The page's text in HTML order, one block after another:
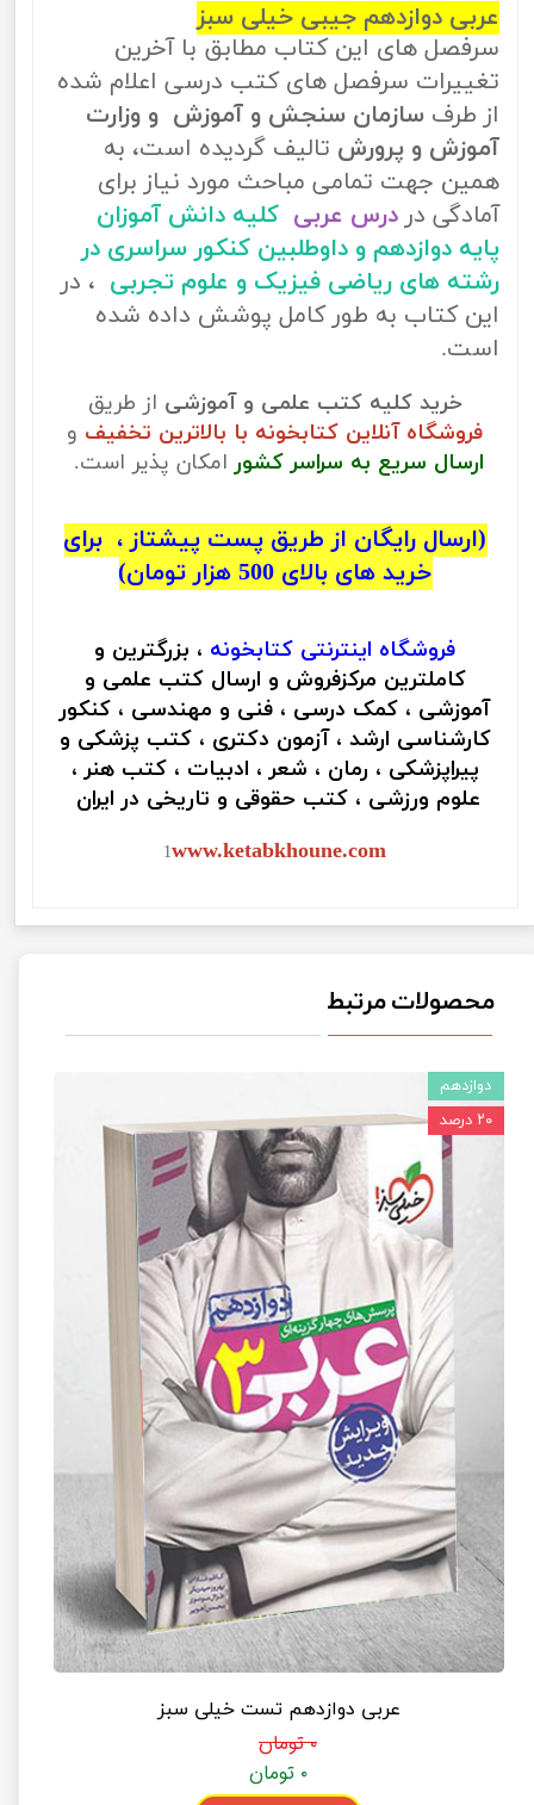
عربی دوازدهم جیبی خیلی سبز
سرفصل های این کتاب مطابق با آخرین
تغییرات سرفصل های کتب درسی اعلام شده
از طرف سازمان سنجش و آموزش و وزارت
آموزش و پرورش تالیف گردیده است، به
همین جهت تمامی مباحث مورد نیاز برای
آمادگی در درس عربی کلیه دانش آموزان
پایه دوازدهم و داوطلبین کنکور سراسری در
رشته های ریاضی فیزیک و علوم تجربی ، در
این کتاب به طور کامل پوشش داده شده
است.
خرید کلیه کتب علمی و آموزشی از طریق
فروشگاه آنلاین کتابخونه با بالاترین تخفیف و
ارسال سریع به سراسر کشور امکان پذیر است.
(ارسال رایگان از طریق پست پیشتاز ، برای
خرید های بالای 500 هزار تومان)
فروشگاه اینترنتی کتابخونه ، بزرگترین و
کاملترین مرکزفروش و ارسال کتب علمی و
آموزشی ، کمک درسی ، فنی و مهندسی ، کنکور
کارشناسی ارشد ، آزمون دکتری ، کتب پزشکی و
پیراپزشکی ، رمان ، شعر ، ادبیات ، کتب هنر ،
علوم ورزشی ، کتب حقوقی و تاریخی در ایران
1www.ketabkhoune.com
محصولات مرتبط
عربی دوازدهم تست خیلی سبز
۰ تومان
۰ تومان
دوازدهم
۲۰ درصد